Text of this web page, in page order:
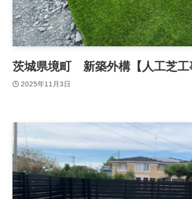
茨城県境町 新築外構【人工芝工
2025年11月3日